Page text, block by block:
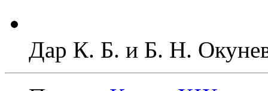
Дар К. Б. и Б. Н.